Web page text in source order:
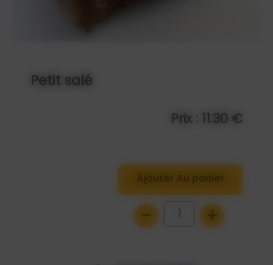
Petit salé
Prix : 11.30 €
Ajouter Au panier
- +